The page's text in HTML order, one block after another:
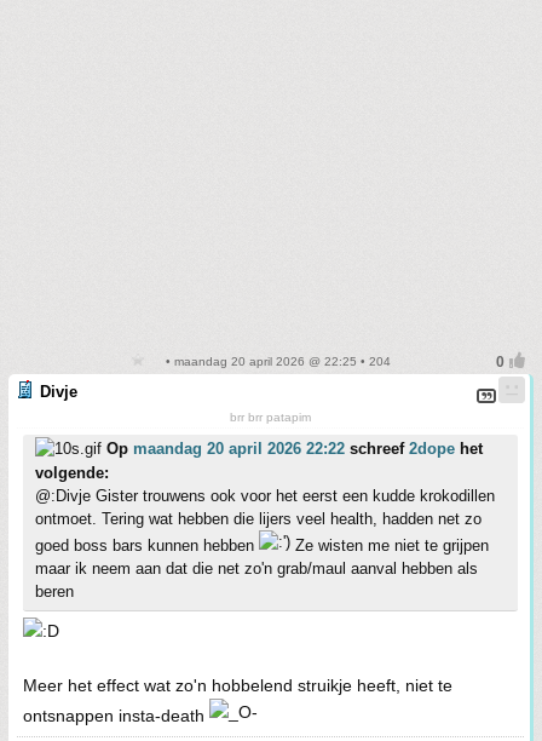
• maandag 20 april 2026 @ 22:25 • 204
Divje
brr brr patapim
Op maandag 20 april 2026 22:22 schreef 2dope het
volgende:
@:Divje Gister trouwens ook voor het eerst een kudde krokodillen
ontmoet. Tering wat hebben die lijers veel health, hadden net zo
goed boss bars kunnen hebben
Ze wisten me niet te grijpen
maar ik neem aan dat die net zo'n grab/maul aanval hebben als
beren
Meer het effect wat zo'n hobbelend struikje heeft, niet te
ontsnappen insta-death